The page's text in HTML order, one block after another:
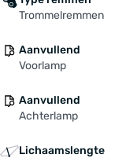
Trommelremmen
Aanvullend
Voorlamp
Aanvullend
Achterlamp
Lichaamslengte